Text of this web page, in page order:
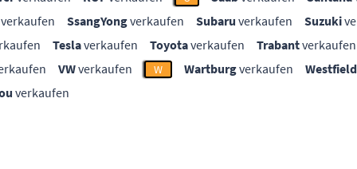
SsangYongverkaufen Subaru verkaufen Suzuki
Teslaverkaufen Toyotaverkaufen Trabantverkaufen
VWverkaufen W Wartburgverkaufen
Westfield
verkaufen